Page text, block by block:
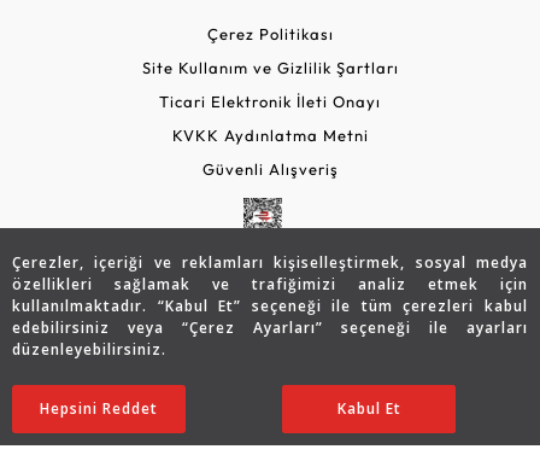
Çerezler, içeriği ve reklamları kişiselleştirmek, sosyal medya
özellikleri sağlamak ve trafiğimizi analiz etmek için
kullanılmaktadır. “Kabul Et” seçeneği ile tüm çerezleri kabul
edebilirsiniz veya “Çerez Ayarları” seçeneği ile ayarları
düzenleyebilirsiniz.
Ayarları Düzenle
Hepsini Reddet Kabul Et
78.170 TL
54.692TL SATIN ALIN
Çerez Politikası
Site Kullanım ve Gizlilik Şartları
Ticari Elektronik İleti Onayı
KVKK Aydınlatma Metni
Güvenli Alışveriş
Copyright © 2026 Assos Pırlanta - Bu sitenin tüm hakları